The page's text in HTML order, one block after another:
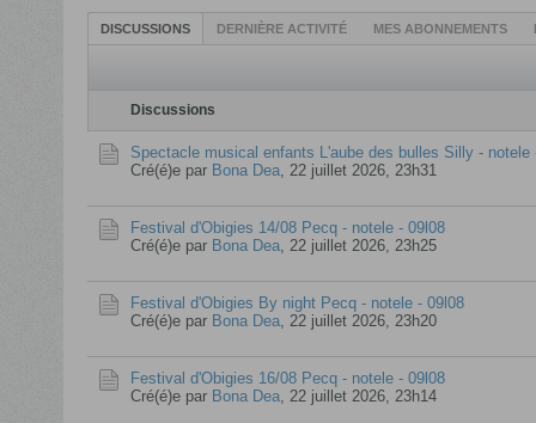
DISCUSSIONS DERNIÈRE ACTIVITÉ MES ABONNEMENTS
Discussions
Spectacle musical enfants L'aube des bulles Silly - notele
Cré(é)e par Bona Dea, 22 juillet 2026, 23h31
Festival d'Obigies 14/08 Pecq - notele - 09l08
Cré(é)e par Bona Dea, 22 juillet 2026, 23h25
Festival d'Obigies By night Pecq - notele - 09l08
Cré(é)e par Bona Dea, 22 juillet 2026, 23h20
Festival d'Obigies 16/08 Pecq - notele - 09l08
Cré(é)e par Bona Dea, 22 juillet 2026, 23h14